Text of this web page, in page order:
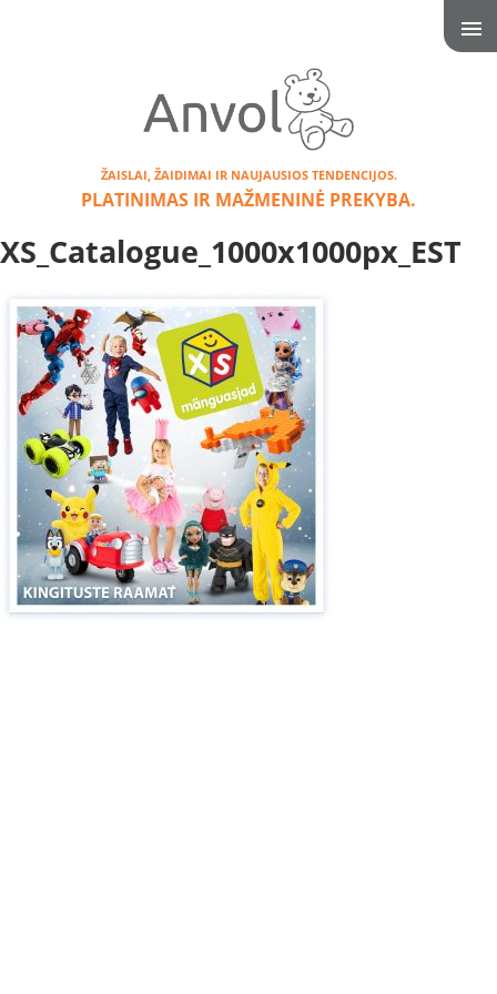
ŽAISLAI, ŽAIDIMAI IR NAUJAUSIOS TENDENCIJOS.
PLATINIMAS IR MAŽMENINĖ PREKYBA.
XS_Catalogue_1000x1000px_EST